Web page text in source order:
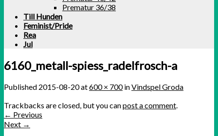
Prematur 36/38
Till Hunden
Feminist/Pride
Rea
Jul
6160_metall-spiess_radelfrosch-a
Published 2015-08-20at600 × 700inVindspel Groda
Trackbacks are closed, but you canpost a comment.
← Previous
Next →